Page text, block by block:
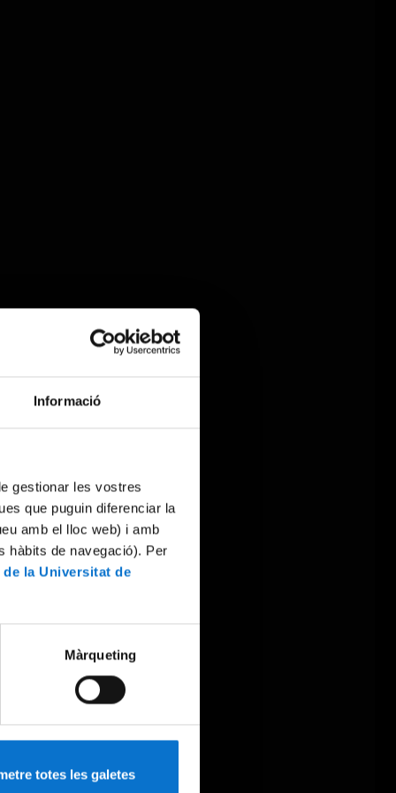
Informació
gestionar les vostres
que puguin diferenciar la
amb el lloc web) i amb
hàbits de navegació). Per
la Universitat de
Màrqueting
totes les galetes